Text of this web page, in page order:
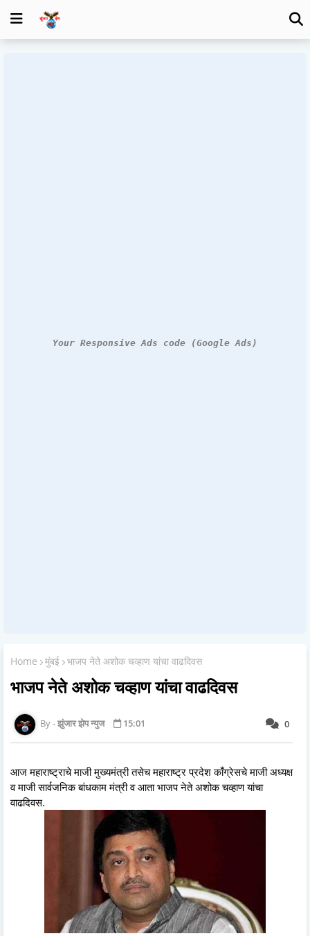
Your Responsive Ads code (Google Ads)
Home मुंबई भाजप नेते अशोक चव्हाण यांचा वाढदिवस
भाजप नेते अशोक चव्हाण यांचा वाढदिवस
0
झुंजार झेप न्युज 15:01
आज महाराष्ट्राचे माजी मुख्यमंत्री तसेच महाराष्ट्र प्रदेश काँग्रेसचे माजी अध्यक्ष
व माजी सार्वजनिक बांधकाम मंत्री व आता भाजप नेते अशोक चव्हाण यांचा
वाढदिवस.